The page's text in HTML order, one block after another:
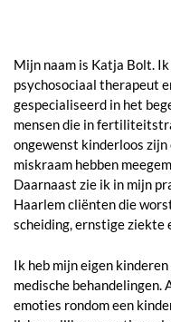
Mijn naam is Katja Bolt. Ik
psychosociaal therapeut
gespecialiseerd in het
mensen die in
ongewenst kinderloos zijn
miskraam hebben
Daarnaast zie ik in mijn
Haarlem cliënten die
scheiding, ernstige ziekte
Ik heb mijn eigen
medische behandelingen.
emoties rondom een